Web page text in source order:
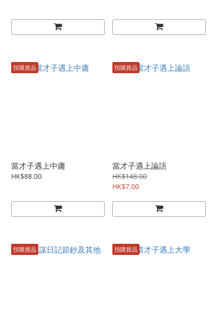
預購貨品
當才子遇上中庸
HK$88.00
預購貨品
當才子遇上論語
HK$148.00
HK$7.00
預購貨品 預購貨品